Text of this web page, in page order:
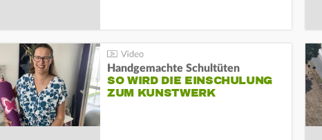
Handgemachte Schultüten
SO WIRD DIE EINSCHULUNG
ZUM KUNSTWERK